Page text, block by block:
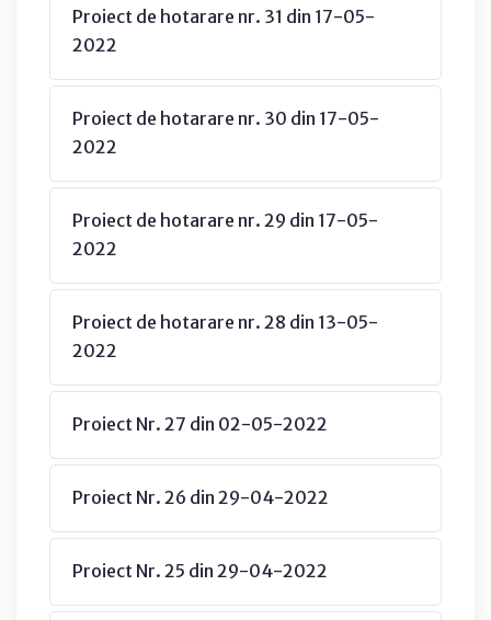
Proiect de hotarare nr. 31 din 17-05-
2022
Proiect de hotarare nr. 30 din 17-05-
2022
Proiect de hotarare nr. 29 din 17-05-
2022
Proiect de hotarare nr. 28 din 13-05-
2022
Proiect Nr. 27 din 02-05-2022
Proiect Nr. 26 din 29-04-2022
Proiect Nr. 25 din 29-04-2022